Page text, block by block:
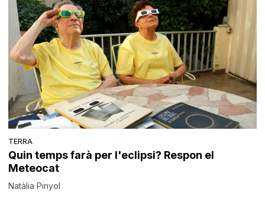
TERRA
Quin temps farà per l'eclipsi? Respon el
Meteocat
Natàlia Pinyol